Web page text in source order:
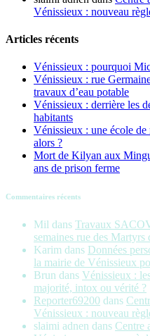
Vénissieux : nouveau
Articles récents
Vénissieux : pourquoi
Vénissieux : rue
travaux d’eau potable
Vénissieux : derrière les
habitants
Vénissieux : une école
alors ?
Mort de Kilyan aux
ans de prison ferme
Commentaires récents
Mil dans Travaux
semaines rue des Martyrs
Karim dans Données
la mairie de Vénissieux
Brun dans Vénissieux :
majorité, intox ou vérité ?
Reporter69200 dans
Vénissieux : nouveau
slaimi adnen dans Centre